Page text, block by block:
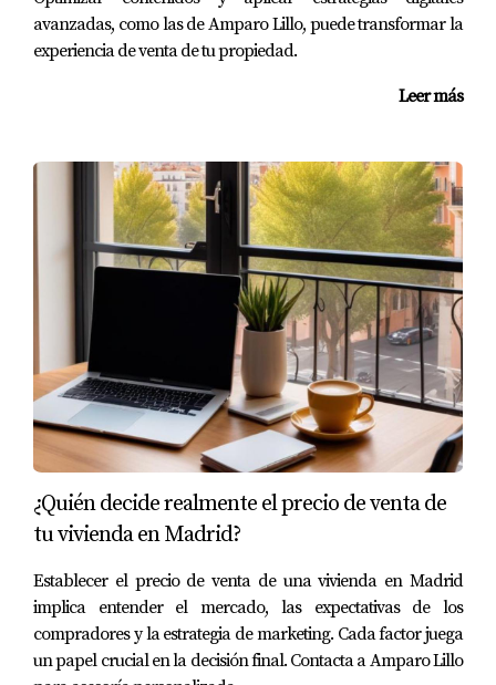
Realiza una evaluación profesional para identificar
áreas críticas que necesiten atención.
Recuerda que una casa bien cuidada atraerá más
compradores y permitirá negociar un mejor precio.
CONCLUSIÓN
Vender una vivienda heredada con hipotecas o cargas
pendientes en Madrid no tiene por qué ser un proceso
abrumador. Con información adecuada y un enfoque
proactivo, puedes superar estos obstáculos y maximizar
el valor de tu propiedad. No dudes en buscar asesoría
profesional si sientes que necesitas apoyo adicional;
contar con expertos como Amparo Lillo puede marcar la
siguiente paso hacia la venta exitosa de tu vivienda
heredada, descarga nuestra Guía gratuita donde
encontrarás más consejos útiles e información detallada
sobre cómo proceder en cada etapa del proceso.
avanzadas, como las de Amparo Lillo, puede transformar la
experiencia de venta de tu propiedad.
Leer más
¿Quién decide realmente el precio de venta de
tu vivienda en Madrid?
Establecer el precio de venta de una vivienda en Madrid
implica entender el mercado, las expectativas de los
compradores y la estrategia de marketing. Cada factor juega
un papel crucial en la decisión final. Contacta a Amparo Lillo